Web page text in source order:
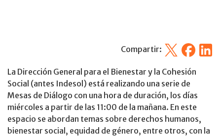
Compartir: X Facebook
La Dirección General para el Bienestar y la Cohesión
Social (antes Indesol) está realizando una serie de
Mesas de Diálogo con una hora de duración, los días
miércoles a partir de las 11:00 de la mañana. En este
espacio se abordan temas sobre derechos humanos,
bienestar social, equidad de género, entre otros, con la